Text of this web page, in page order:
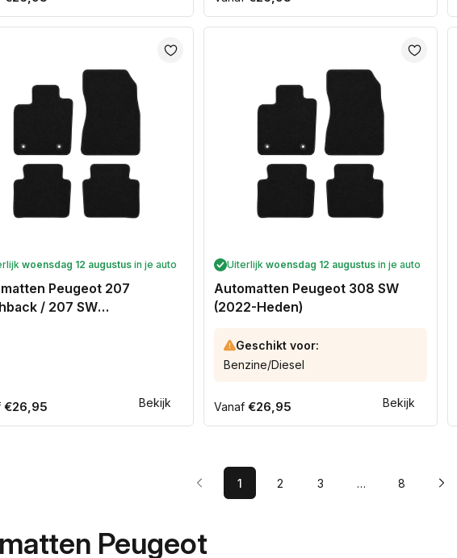
prijs
Bekijk
woensdag 12 augustus in je auto
Peugeot 207
/ 207 SW
€26,95 Bekijk
Uiterlijk woensdag 12 augustus in je auto
Automatten Peugeot 308 SW
(2022-Heden)
Geschikt voor:
Benzine/Diesel
Normale
prijs
Vanaf €26,95
1 2 3 … 8
Peugeot